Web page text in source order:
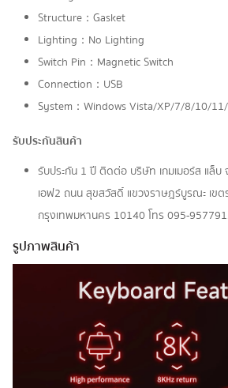
Structure：Gasket
Lighting：No Lighting
Switch Pin：Magnetic Switch
Connection：USB
System：Windows Vista/XP/7/8/10/
รับประกันสินค้า
รับประกัน 1 ปี ติดต่อ บริษัท เกมเมอร์ส แล็บ
เอฟ2 ถนน สุขสวัสดิ์ แขวงราษฎร์บูรณะ เข
กรุงเทพมหานคร 10140 โทร 095-
รูปภาพสินค้า